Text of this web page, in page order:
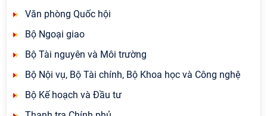
Văn phòng Quốc hội
Bộ Ngoại giao
Bộ Tài nguyên và Môi trường
Bộ Nội vụ, Bộ Tài chính, Bộ Khoa học và Công nghệ
Bộ Kế hoạch và Đầu tư